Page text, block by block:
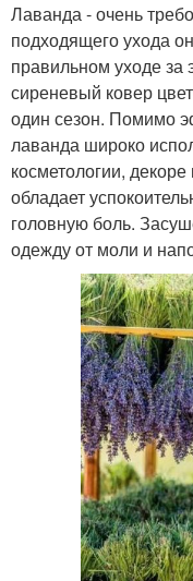
Лаванда - очень
подходящего ухода
правильном уходе
сиреневый ковер
один сезон. Помимо
лаванда широко
косметологии,
обладает
головную боль.
одежду от моли и